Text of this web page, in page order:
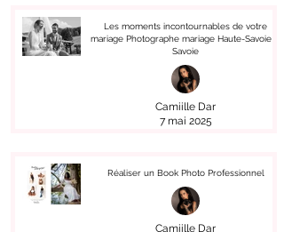
Les moments incontournables de votre
mariage Photographe mariage Haute-Savoie &
Savoie
Camiille Dar
7 mai 2025
Réaliser un Book Photo Professionnel
Camiille Dar